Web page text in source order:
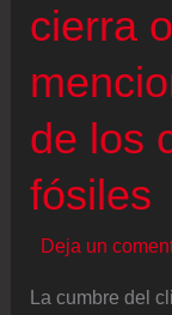
cierra
de los
fósiles
Deja un
La cumbre del